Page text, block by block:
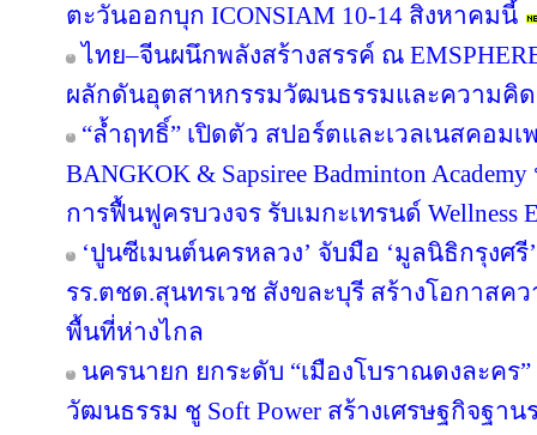
ตะวันออกบุก ICONSIAM 10-14 สิงหาคมนี้
ไทย–จีนผนึกพลังสร้างสรรค์ ณ
ผลักดันอุตสาหกรรมวัฒนธรรมและความคิด
“ล้ำฤทธิ์” เปิดตัว สปอร์ตและเวลเนสคอม
BANGKOK & Sapsiree Badminton
การฟื้นฟูครบวงจร รับเมกะเทรนด์ Wellness
‘ปูนซีเมนต์นครหลวง’ จับมือ ‘มูลนิธิกรุงศรี
รร.ตชด.สุนทรเวช สังขละบุรี สร้างโอกาสค
พื้นที่ห่างไกล
นครนายก ยกระดับ “เมืองโบราณดงละคร
วัฒนธรรม ชู Soft Power สร้างเศรษฐกิจฐา